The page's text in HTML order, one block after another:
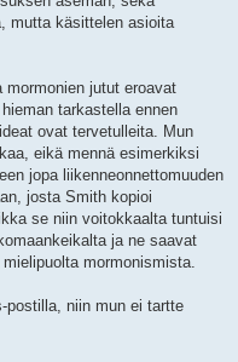
mutta käsittelen asioita
jutut eroavat
tarkastella ennen
ovat tervetulleita. Mun
eikä mennä esimerkiksi
jopa liikenneonnettomuuden
josta Smith kopioi
se niin voitokkaalta tuntuisi
ja ne saavat
mormonismista.
postilla, niin mun ei tartte